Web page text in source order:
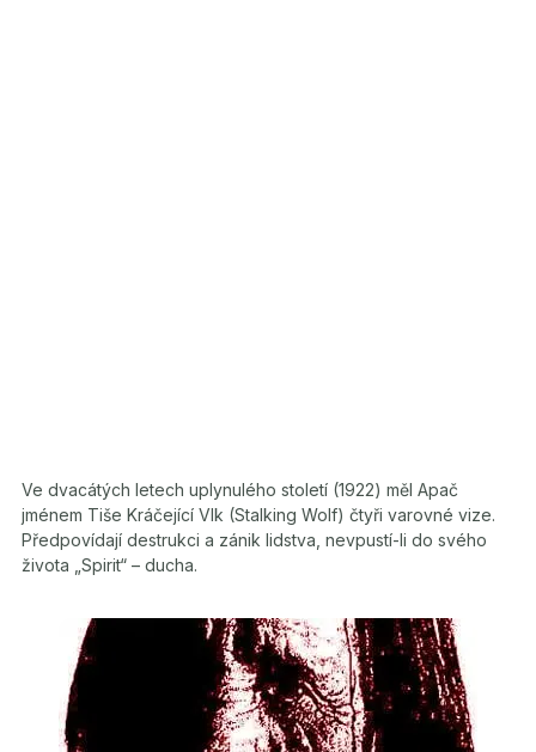
Ve dvacátých letech uplynulého století (1922) měl Apač
jménem Tiše Kráčející Vlk (Stalking Wolf) čtyři varovné vize.
Předpovídají destrukci a zánik lidstva, nevpustí-li do svého
života „Spirit“ – ducha.